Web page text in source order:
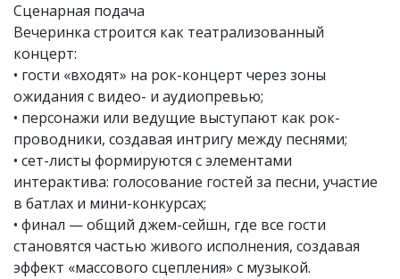
Сценарная подача
Вечеринка строится как театрализованный
концерт:
• гости «входят» на рок-концерт через зоны
ожидания с видео- и аудиопревью;
• персонажи или ведущие выступают как рок-
проводники, создавая интригу между песнями;
• сет-листы формируются с элементами
интерактива: голосование гостей за песни, участие
в батлах и мини-конкурсах;
• финал — общий джем-сейшн, где все гости
становятся частью живого исполнения, создавая
эффект «массового сцепления» с музыкой.